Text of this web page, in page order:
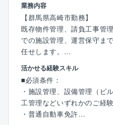
完全週休2日制となっており
っております。ただ、休日
休みを取っていただきワー
ようにしております。
■幅広い案件に携わりスキル
同社が保有する案件は多岐
を経験することができスキ
できます。
業務内容
【群馬県高崎市勤務】
既存物件管理、請負工事管
での施設管理、運営保守ま
任せします。
【魅力】
★大和ハウスグループの安
する体制（26年度大幅ベー
★WLBの充実：土日祝日休
月平均10～20時間程度
活かせる経験スキル
■必須条件：
・施設管理、設備管理（ビ
工管理などいずれかのご経験
・普通自動車免許